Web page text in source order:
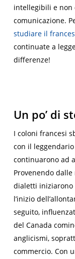
intellegibili e non
comunicazione.
studiare il
continuate a
differenze!
Un po’ di
I coloni francesi
con il
continuarono ad
Provenendo
dialetti iniziarono
l’inizio
seguito,
del Canada
anglicismi,
commercio. Con